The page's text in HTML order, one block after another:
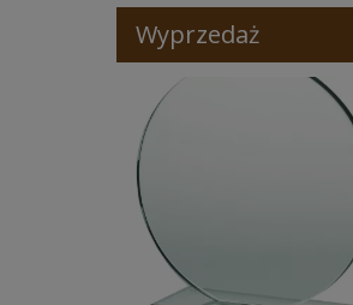
Wyprzedaż